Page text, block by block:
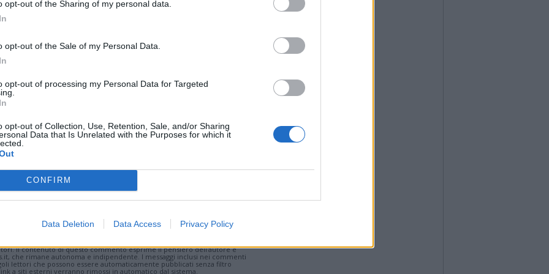
opt-out of the Sharing of my personal data.
opt-out of the Sale of my Personal Data.
opt-out of processing my Personal Data for Targeted
opt-out of Collection, Use, Retention, Sale, and/or Sharing
Data that Is Unrelated with the Purposes for which it
CONFIRM
Data Deletion Data Access Privacy Policy
Castronno
abbiamo a cuore l'informazione del nostro
sempre in prima linea per informarvi in modo
per commentare questo articolo.
Il contenuto di questo commento esprime il pensiero dell'autore e
che rimane autonoma e indipendente. I messaggi inclusi nei commenti
lettori che possono essere automaticamente pubblicati senza filtro
a siti esterni verranno rimossi in automatico dal sistema.